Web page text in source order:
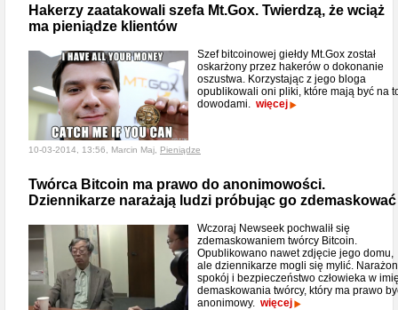
Hakerzy zaatakowali szefa Mt.Gox. Twierdzą, że wciąż
ma pieniądze klientów
Szef bitcoinowej giełdy Mt.Gox został
oskarżony przez hakerów o dokonanie
oszustwa. Korzystając z jego bloga
opublikowali oni pliki, które mają być na
dowodami. więcej
10-03-2014, 13:56, Marcin Maj, Pieniądze
Twórca Bitcoin ma prawo do anonimowości.
Dziennikarze narażają ludzi próbując go zdemaskować
Wczoraj Newseek pochwalił się
zdemaskowaniem twórcy Bitcoin.
Opublikowano nawet zdjęcie jego domu,
ale dziennikarze mogli się mylić.
spokój i bezpieczeństwo człowieka w
demaskowania twórcy, który ma prawo
anonimowy. więcej